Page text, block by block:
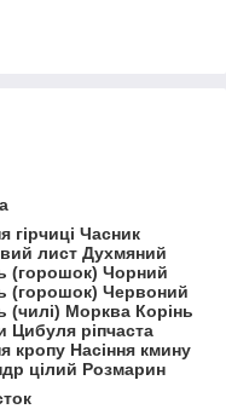
гірчиці Часник
лист Духмяний
(горошок) Чорний
(горошок) Червоний
(чилі) Морква Корінь
Цибуля ріпчаста
кропу Насіння кмину
цілий Розмарин